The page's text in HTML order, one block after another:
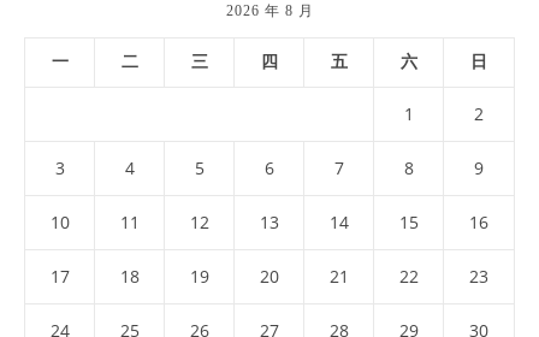
2026 年 8 月
一 二 三 四 五 六 日
1 2
3 4 5 6 7 8 9
10 11 12 13 14 15 16
17 18 19 20 21 22 23
24 25 26 27 28 29 30